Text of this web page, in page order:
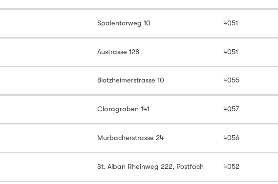
Spalentorweg 10 4051
Austrasse 128 4051
Blotzheimerstrasse 10 4055
Claragraben 141 4057
Murbacherstrasse 24 4056
St. Alban Rheinweg 222, Postfach 4052